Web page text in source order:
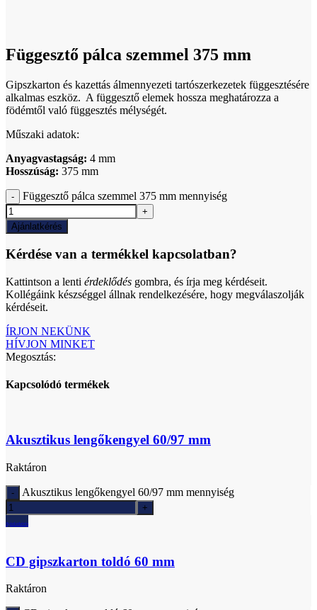
Függesztő pálca szemmel 375 mm
Gipszkarton és kazettás álmennyezeti tartószerkezetek függesztésére
alkalmas eszköz. A függesztő elemek hossza meghatározza a
födémtől való függesztés mélységét.
Műszaki adatok:
Anyagvastagság: 4 mm
Hosszúság: 375 mm
Függesztő pálca szemmel 375 mm mennyiség
Ajánlatkérés
Kérdése van a termékkel kapcsolatban?
Kattintson a lenti érdeklődés gombra, és írja meg kérdéseit.
Kollégáink készséggel állnak rendelkezésére, hogy megválaszolják
kérdéseit.
ÍRJON NEKÜNK
HÍVJON MINKET
Megosztás:
Kapcsolódó termékek
Akusztikus lengőkengyel 60/97 mm
Raktáron
Akusztikus lengőkengyel 60/97 mm mennyiség
Ajánlatkérés
CD gipszkarton toldó 60 mm
Raktáron